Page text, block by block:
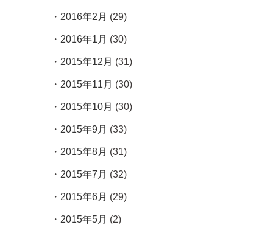
2016年2月 (29)
2016年1月 (30)
2015年12月 (31)
2015年11月 (30)
2015年10月 (30)
2015年9月 (33)
2015年8月 (31)
2015年7月 (32)
2015年6月 (29)
2015年5月 (2)